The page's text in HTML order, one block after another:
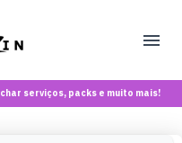
serviços, packs e muito mais!